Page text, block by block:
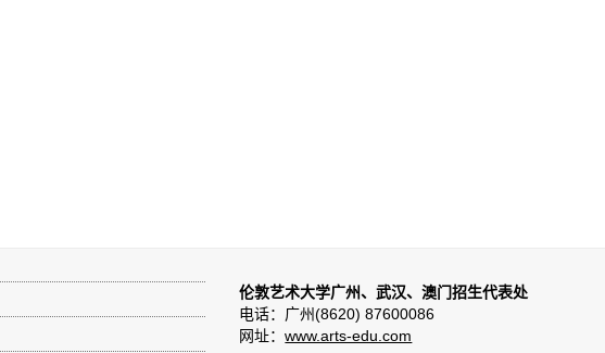
伦敦艺术大学广州、武汉、澳门招生代表处
电话：广州(8620) 87600086
网址：www.arts-edu.com